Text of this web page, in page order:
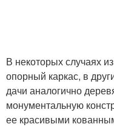
В некоторых случаях
опорный каркас, в
дачи аналогично
монументальную
ее красивыми